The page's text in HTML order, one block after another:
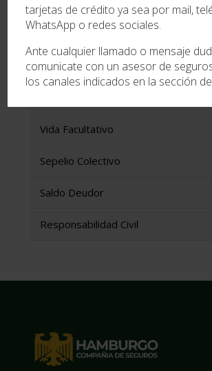
Seguros
Automotor
Vida Facultativo
Sepelio Colectivo
Saldo Deudor
Responsabilidad Civil
tarjetas de crédito ya sea por mail,
WhatsApp o redes sociales.
Ante cualquier llamado o mensaje
comunicate con un asesor de
los canales indicados en la sección